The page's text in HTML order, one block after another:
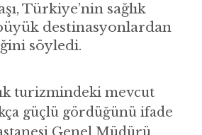
Türkiye’nin sağlık
destinasyonlardan
söyledi.
turizmindeki mevcut
güçlü gördüğünü ifade